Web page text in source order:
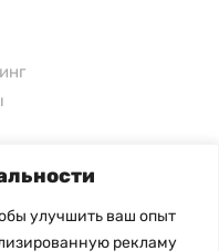
улучшить ваш опыт
рекламу